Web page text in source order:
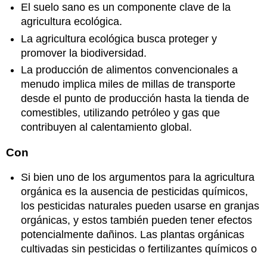
El suelo sano es un componente clave de la
agricultura ecológica.
La agricultura ecológica busca proteger y
promover la biodiversidad.
La producción de alimentos convencionales a
menudo implica miles de millas de transporte
desde el punto de producción hasta la tienda de
comestibles, utilizando petróleo y gas que
contribuyen al calentamiento global.
Con
Si bien uno de los argumentos para la agricultura
orgánica es la ausencia de pesticidas químicos,
los pesticidas naturales pueden usarse en granjas
orgánicas, y estos también pueden tener efectos
potencialmente dañinos. Las plantas orgánicas
cultivadas sin pesticidas o fertilizantes químicos o